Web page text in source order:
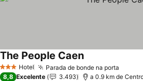
3 EstrelasHotel Parada de bonde na porta
The People CaenVer preços
8,8 Excelente 3.493 a 0.9 km de